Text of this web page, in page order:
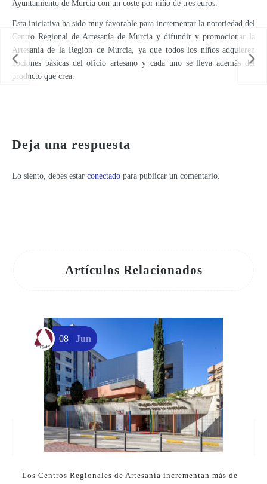
Ayuntamiento de Murcia con un coste por niño de tres euros.
Esta iniciativa ha sido muy favorable para incrementar la notoriedad del
Centro Regional de Artesanía de Murcia y difundir y promocionar la
Artesanía de la Región de Murcia, ya que todos los niños adquieren
nociones básicas del oficio artesano y cada uno se lleva además del
producto que crea.
Deja una respuesta
Lo siento, debes estar conectado para publicar un comentario.
Artículos Relacionados
Los Centros Regionales de Artesanía incrementan más de
08 Jun